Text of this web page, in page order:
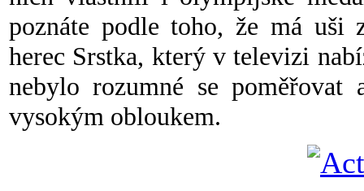
poznáte podle toho, že má uši
herec Srstka, který v televizi
nebylo rozumné se
vysokým obloukem.